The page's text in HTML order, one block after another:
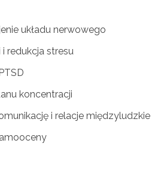
układu nerwowego
redukcja stresu
koncentracji
i relacje międzyludzkie